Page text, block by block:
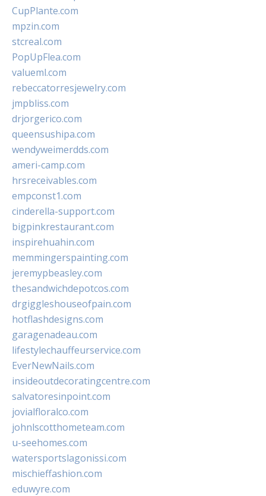
CupPlante.com
mpzin.com
stcreal.com
PopUpFlea.com
valueml.com
rebeccatorresjewelry.com
jmpbliss.com
drjorgerico.com
queensushipa.com
wendyweimerdds.com
ameri-camp.com
hrsreceivables.com
empconst1.com
cinderella-support.com
bigpinkrestaurant.com
inspirehuahin.com
memmingerspainting.com
jeremypbeasley.com
thesandwichdepotcos.com
drgiggleshouseofpain.com
hotflashdesigns.com
garagenadeau.com
lifestylechauffeurservice.com
EverNewNails.com
insideoutdecoratingcentre.com
salvatoresinpoint.com
jovialfloralco.com
johnlscotthometeam.com
u-seehomes.com
watersportslagonissi.com
mischieffashion.com
eduwyre.com